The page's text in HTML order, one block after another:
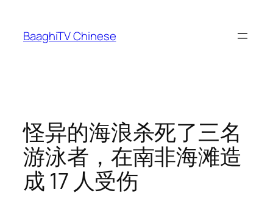
content
BaaghiTV Chinese
怪异的海浪杀死了三名
游泳者，在南非海滩造
成 17 人受伤